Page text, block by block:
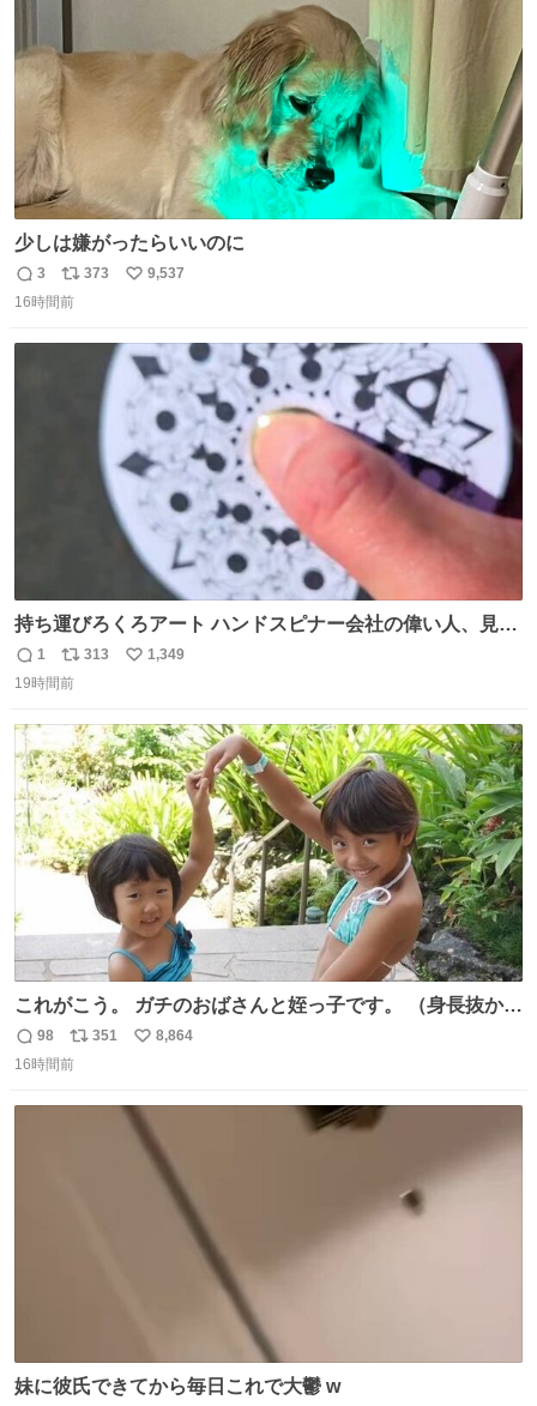
少しは嫌がったらいいのに
返
信
3
リ
ポ
373
い
数
9,537
16時間前
持ち運びろくろアート ハンドスピナー会社の偉い人、見て
ください。
返
信
1
リ
ポ
ト
数
313
い
数
1,349
19時間前
これがこう。 ガチのおばさんと姪っ子です。 （身長抜かさ
返
信
98
リ
ポ
351
い
数
8,864
16時間前
妹に彼氏できてから毎日これで大鬱 w